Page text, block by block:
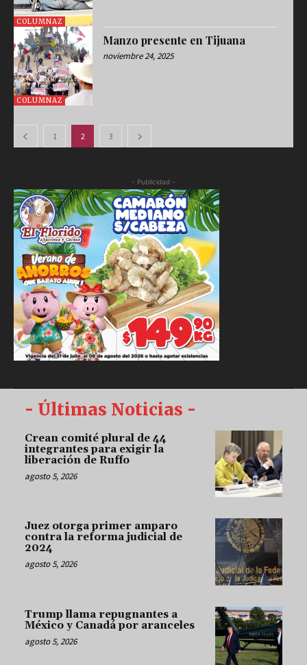
COLUMNAZ
COLUMNAZ
Manzo presente en Tijuana
noviembre 24, 2025
1 2 3
- Publicidad -
- Últimas Noticias -
Crean comité plural de 44
integrantes para exigir la
liberación de Ruffo
agosto 5, 2026
Juez otorga primer amparo
contra la reforma judicial de
2024
agosto 5, 2026
Trump llama repugnantes a
México y Canadá por aranceles
agosto 5, 2026